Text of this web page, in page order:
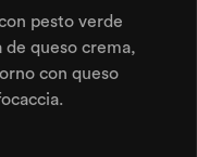
pesto verde
de queso crema,
con queso